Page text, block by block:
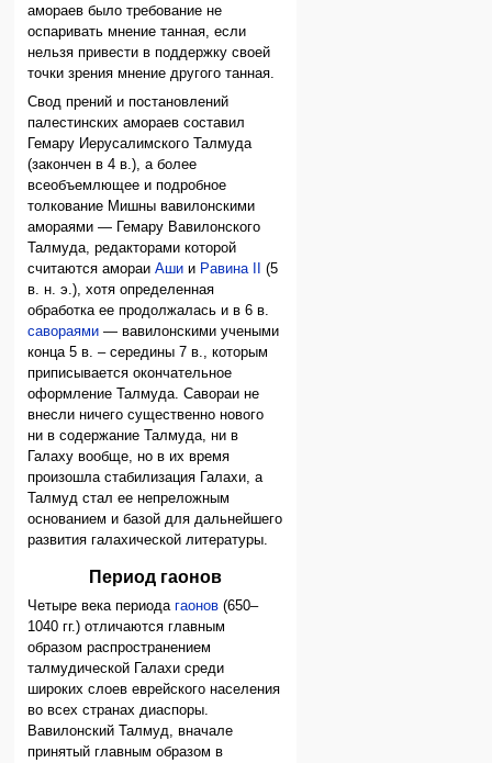
амораев было требование не
оспаривать мнение танная, если
нельзя привести в поддержку своей
точки зрения мнение другого танная.
Свод прений и постановлений
палестинских амораев составил
Гемару Иерусалимского Талмуда
(закончен в 4 в.), а более
всеобъемлющее и подробное
толкование Мишны вавилонскими
амораями — Гемару Вавилонского
Талмуда, редакторами которой
считаются амораиАши и Равина II
(5
в. н. э.), хотя определенная
обработка ее продолжалась и в 6 в.
савораями — вавилонскими учеными
конца 5 в. – середины 7 в., которым
приписывается окончательное
оформление Талмуда. Савораи не
внесли ничего существенно нового
ни в содержание Талмуда, ни в
Галаху вообще, но в их время
произошла стабилизация Галахи, а
Талмуд стал ее непреложным
основанием и базой для дальнейшего
развития галахической литературы.
Период гаонов
Четыре века периодагаонов (650–
1040 гг.) отличаются главным
образом распространением
талмудической Галахи среди
широких слоев еврейского населения
во всех странах диаспоры.
Вавилонский Талмуд, вначале
принятый главным образом в